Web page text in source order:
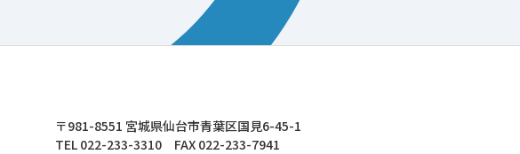
東北文化学園大学
〒981-8551 宮城県仙台市青葉区国見6-45-1
TEL 022-233-3310 FAX 022-233-7941